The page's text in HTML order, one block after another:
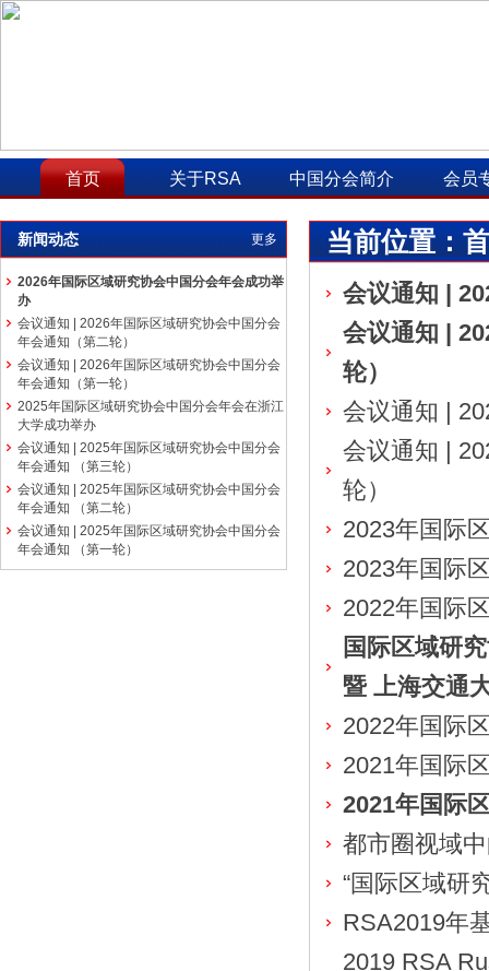
首页 关于RSA 中国分会简介 会员
更多
新闻动态
2026年国际区域研究协会中国分会年会成功举
办
会议通知 | 2026年国际区域研究协会中国分会
年会通知（第二轮）
会议通知 | 2026年国际区域研究协会中国分会
年会通知（第一轮）
2025年国际区域研究协会中国分会年会在浙江
大学成功举办
会议通知 | 2025年国际区域研究协会中国分会
年会通知 （第三轮）
会议通知 | 2025年国际区域研究协会中国分会
年会通知 （第二轮）
会议通知 | 2025年国际区域研究协会中国分会
年会通知 （第一轮）
当前位置：
会议通知 |
会议通知 |
轮）
会议通知 |
会议通知 |
轮）
2023年国际
2023年国际
2022年国际
国际区域研
暨 上海交通
2022年国际
2021年国际
2021年国际
都市圈视域
“国际区域研
RSA2019年
2019 RSA